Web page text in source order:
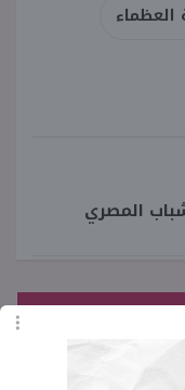
العظماء
المصري